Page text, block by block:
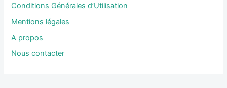
Conditions Générales d’Utilisation
Mentions légales
A propos
Nous contacter